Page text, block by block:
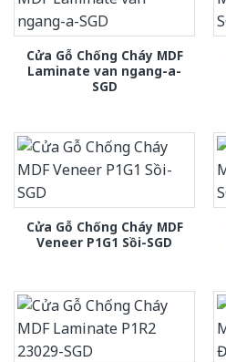
Cửa Gỗ Chống Cháy MDF
Laminate van ngang-a-
SGD
Cửa Gỗ Chống Cháy MDF
Veneer P1G1 Sồi-SGD